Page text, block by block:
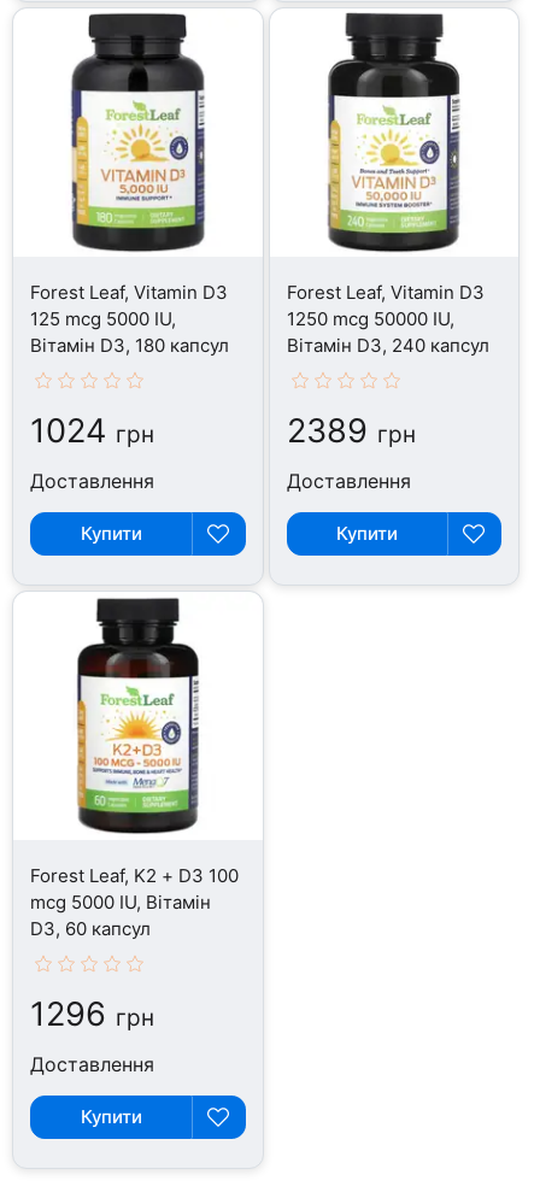
Forest Leaf, Vitamin D3
125 mcg 5000 IU,
Вітамін D3, 180 капсул
1024 грн
Доставлення
Купити
Forest Leaf, Vitamin D3
1250 mcg 50000 IU,
Вітамін D3, 240 капсул
2389 грн
Доставлення
Купити
Forest Leaf, K2 + D3 100
mcg 5000 IU, Вітамін
D3, 60 капсул
1296 грн
Доставлення
Купити